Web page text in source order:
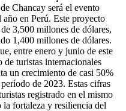
Chancay será el evento
en Perú. Este proyecto
3,500 millones de dólares,
1,400 millones de dólares.
entre enero y junio de este
turistas internacionales
un crecimiento de casi 50%
de 2023. Estas cifras
registrado en el mismo
fortaleza y resiliencia del